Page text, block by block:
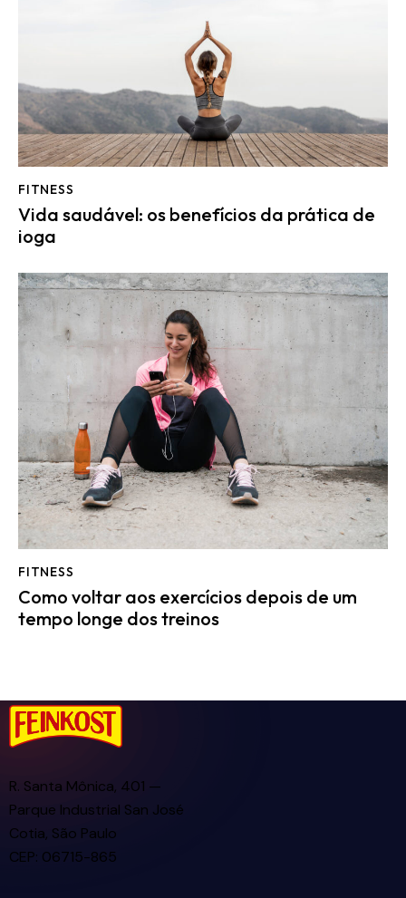
FITNESS
Vida saudável: os benefícios da prática de
ioga
FITNESS
Como voltar aos exercícios depois de um
tempo longe dos treinos
R. Santa Mônica, 401 —
Parque Industrial San José
Cotia, São Paulo
CEP: 06715-865